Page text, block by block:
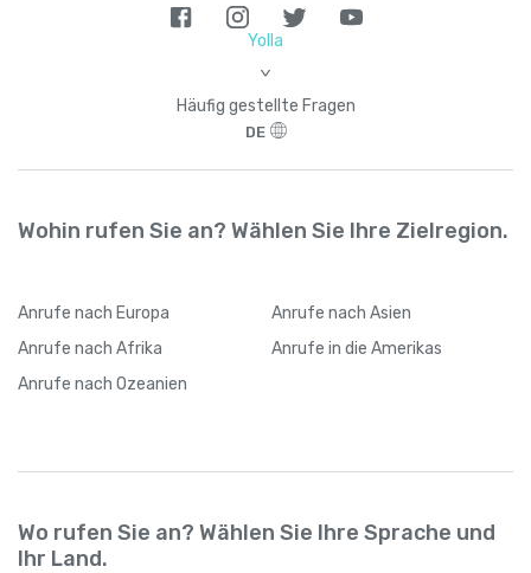
Yolla
>
Häufig gestellte Fragen
DE
Wohin rufen Sie an? Wählen Sie Ihre Zielregion.
Anrufe nach Europa Anrufe nach Asien
Anrufe nach Afrika Anrufe in die Amerikas
Anrufe nach Ozeanien
Wo rufen Sie an? Wählen Sie Ihre Sprache und
Ihr Land.